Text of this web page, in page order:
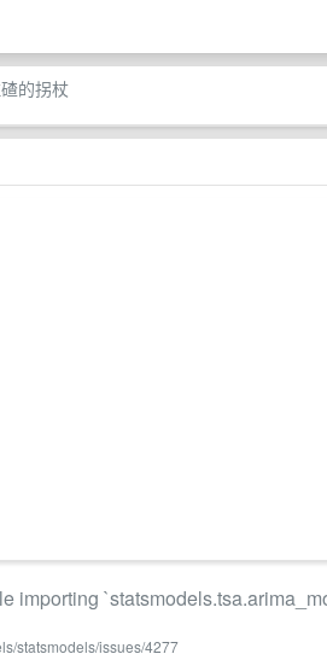
的拐杖
importing
statsmodels/issues/4277